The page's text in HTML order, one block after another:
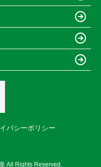
バシーポリシー
All Rights Reserved.